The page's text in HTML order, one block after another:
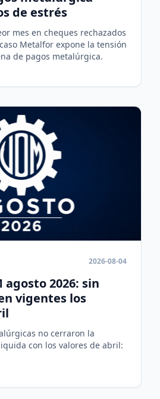
de estrés
mes en cheques rechazados
Metalfor expone la tensión
de pagos metalúrgica.
2026-08-04
2026: sin
vigentes los
no cerraron la
con los valores de abril: